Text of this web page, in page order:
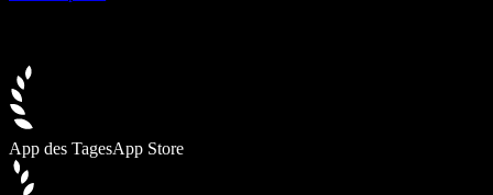
App des TagesApp Store